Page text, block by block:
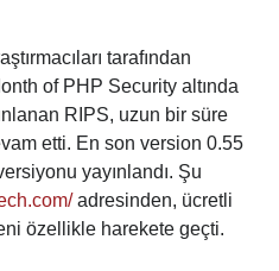
tarafından
of PHP Security altında
RIPS, uzun bir süre
etti. En son version 0.55
yayınlandı. Şu
adresinden, ücretli
özellikle harekete geçti.